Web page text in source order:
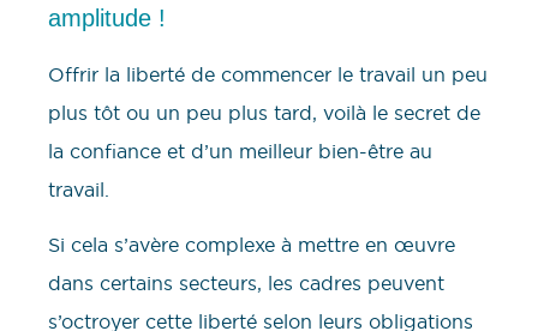
amplitude !
Offrir la liberté de commencer le travail un peu
plus tôt ou un peu plus tard, voilà le secret de
la confiance et d’un meilleur bien-être au
travail.
Si cela s’avère complexe à mettre en œuvre
dans certains secteurs, les cadres peuvent
s’octroyer cette liberté selon leurs obligations